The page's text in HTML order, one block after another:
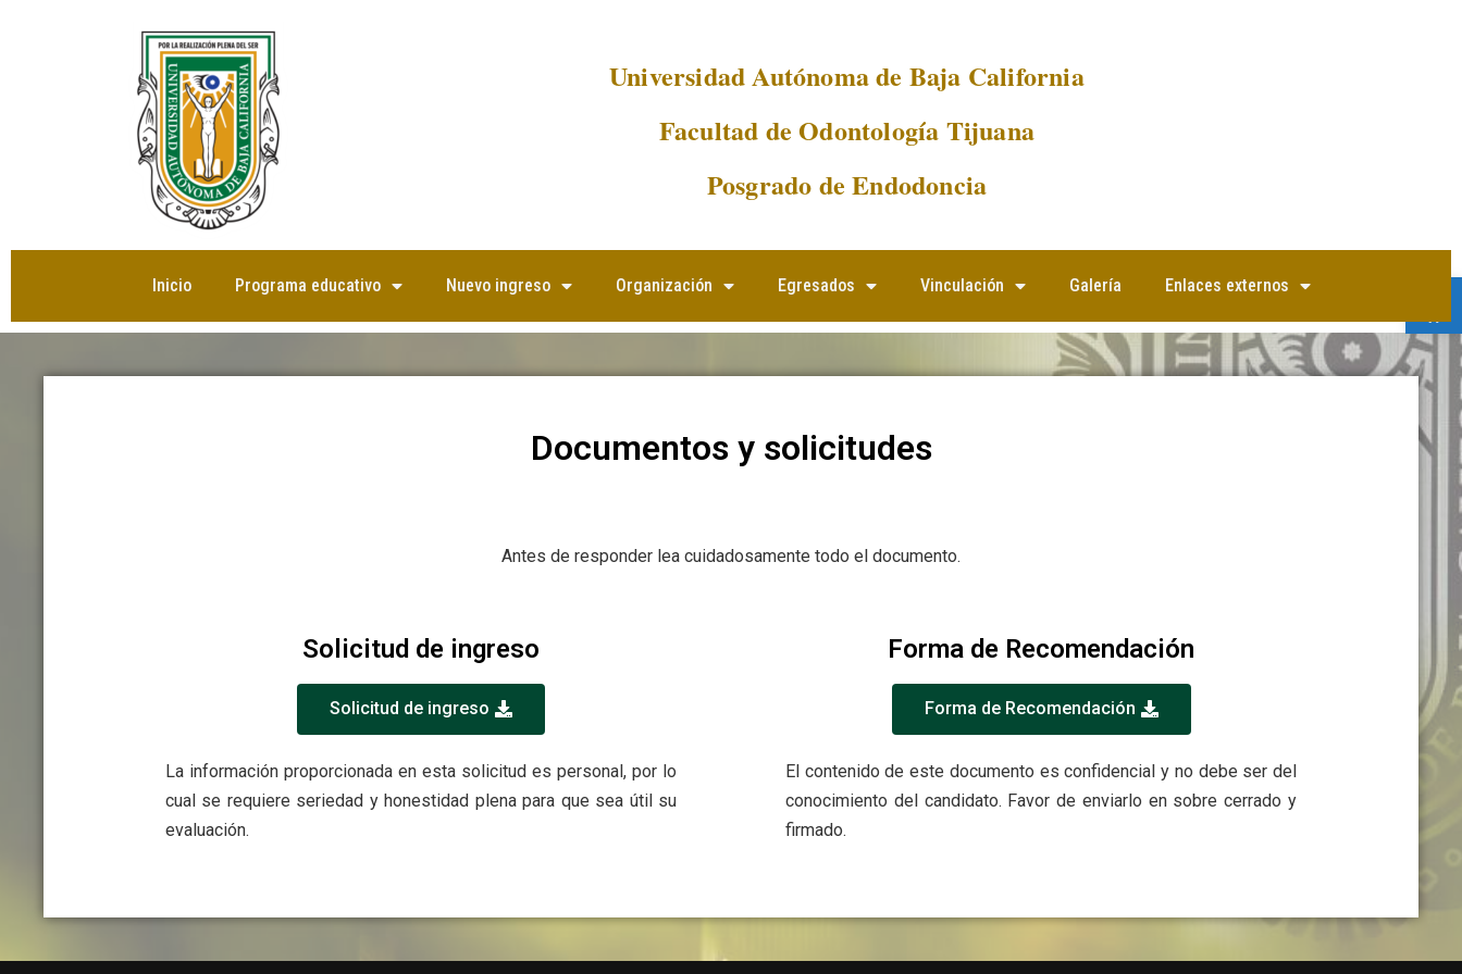
Universidad Autónoma de Baja California
Facultad de Odontología Tijuana
Posgrado de Endodoncia
Inicio Programa educativo Nuevo ingreso Organización Egresados Vinculación Galería Enlaces externos
Documentos y solicitudes
Antes de responder lea cuidadosamente todo el documento.
Solicitud de ingreso
Solicitud de ingreso
La información proporcionada en esta solicitud es personal, por lo
cual se requiere seriedad y honestidad plena para que sea útil su
evaluación.
Forma de Recomendación
Forma de Recomendación
El contenido de este documento es confidencial y no debe ser del
conocimiento del candidato. Favor de enviarlo en sobre cerrado y
firmado.